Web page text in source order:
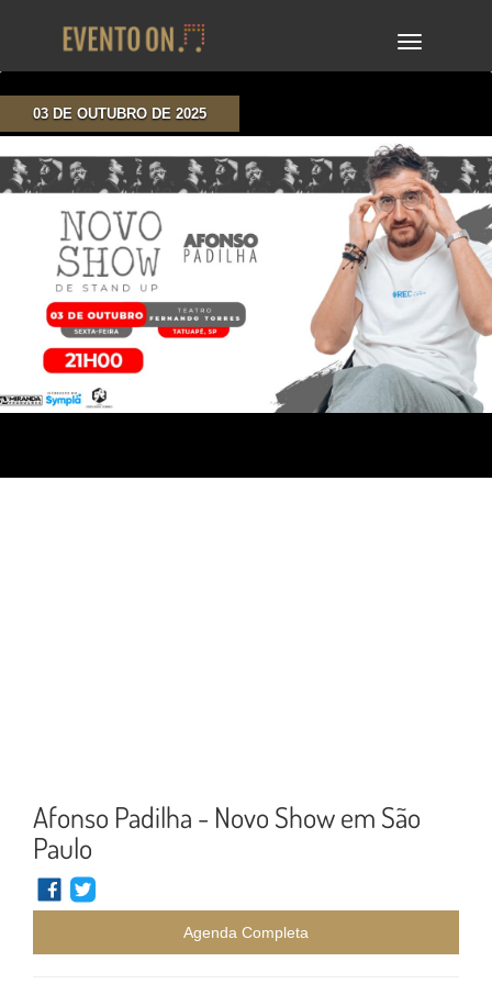
TOGGLE
03 DE OUTUBRO DE 2025
Afonso Padilha - Novo Show em São
Paulo
Agenda Completa